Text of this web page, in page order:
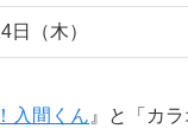
（木）
入間くん 』と「カ